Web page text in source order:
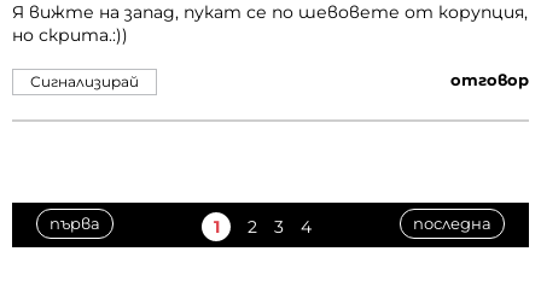
Я вижте на запад, пукат се по шевовете от корупция,
но скрита.:))
отговор
Сигнализирай
първа 1 2 3 4 последна